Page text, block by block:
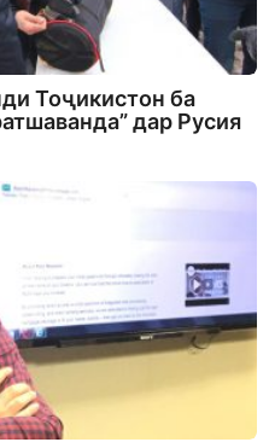
Тоҷикистон ба
дар Русия